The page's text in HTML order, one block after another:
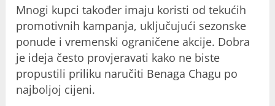
Mnogi kupci također imaju koristi od tekućih
promotivnih kampanja, uključujući sezonske
ponude i vremenski ograničene akcije. Dobra
je ideja često provjeravati kako ne biste
propustili priliku naručiti Benaga Chagu po
najboljoj cijeni.